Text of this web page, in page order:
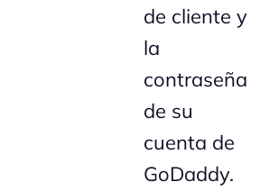
de cliente y
la
contraseña
de su
cuenta de
GoDaddy.